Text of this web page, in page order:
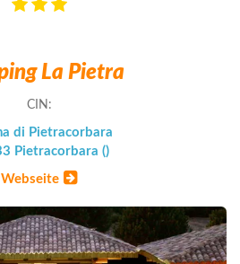
La Pietra
CIN:
di Pietracorbara
Pietracorbara ()
Webseite